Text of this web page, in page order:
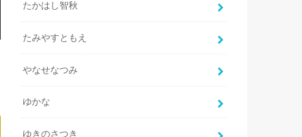
たかはし智秋
たみやすともえ
やなせなつみ
ゆかな
ゆきのさつき